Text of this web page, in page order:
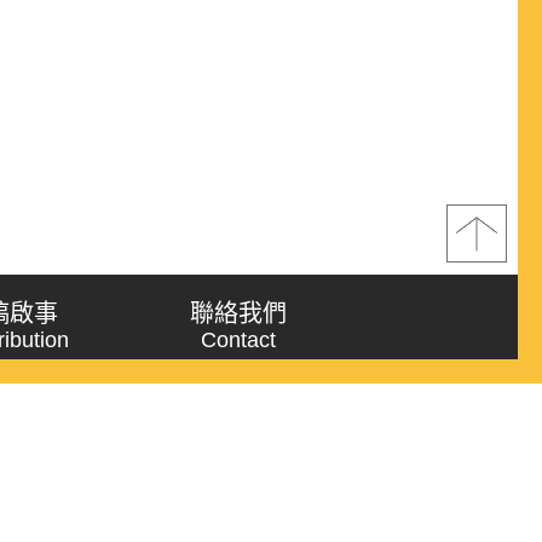
啟事 聯絡我們
Contact